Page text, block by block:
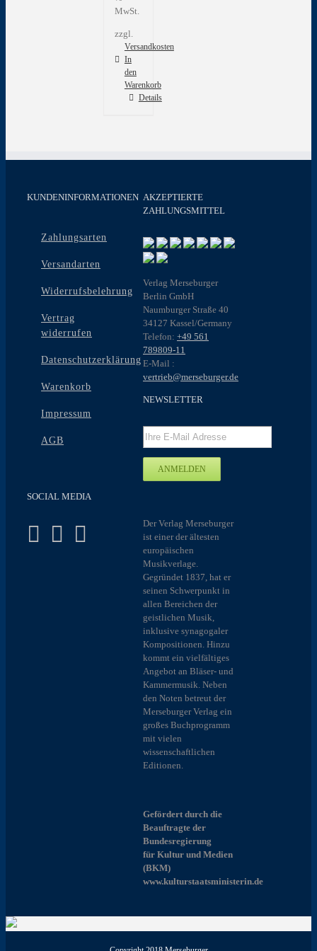
MwSt.
zzgl.
Versandkosten
In
den
Warenkorb
Details
KUNDENINFORMATIONEN
Zahlungsarten
Versandarten
Widerrufsbelehrung
Vertrag
widerrufen
Datenschutzerklärung
Warenkorb
Impressum
AGB
SOCIAL MEDIA
AKZEPTIERTE
ZAHLUNGSMITTEL
Verlag Merseburger
Berlin GmbH
Naumburger Straße 40
34127 Kassel/Germany
Telefon: +49 561
789809-11
E-Mail :
vertrieb@merseburger.de
NEWSLETTER
Der Verlag Merseburger
ist einer der ältesten
europäischen
Musikverlage.
Gegründet 1837, hat er
seinen Schwerpunkt in
allen Bereichen der
geistlichen Musik,
inklusive synagogaler
Kompositionen. Hinzu
kommt ein vielfältiges
Angebot an Bläser- und
Kammermusik. Neben
den Noten betreut der
Merseburger Verlag ein
großes Buchprogramm
mit vielen
wissenschaftlichen
Editionen.
Gefördert durch die
Beauftragte der
Bundesregierung
für Kultur und Medien
(BKM)
www.kulturstaatsministerin.de